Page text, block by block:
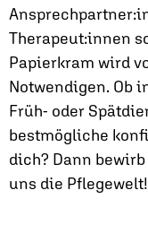
Therapeut:innen
Papierkram wird
Notwendigen. Ob
Früh- oder
bestmögliche
dich? Dann
uns die Pflegewelt!